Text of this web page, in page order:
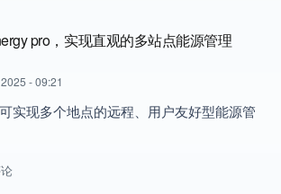
pro，实现直观的多站点能源管理
- 09:21
实现多个地点的远程、用户友好型能源管
energy pro，实现直观的多站点能源管理